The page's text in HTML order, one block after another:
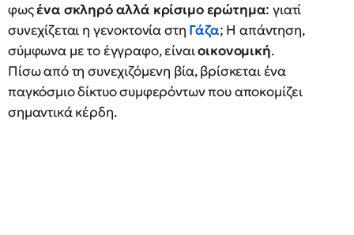
φωςένα σκληρό αλλά κρίσιμο ερώτημα: γιατί
συνεχίζεται η γενοκτονία στη Γάζα; Η απάντηση,
σύμφωνα με το έγγραφο, είναιοικονομική.
Πίσω από τη συνεχιζόμενη βία, βρίσκεται ένα
παγκόσμιο δίκτυο συμφερόντων που αποκομίζει
σημαντικά κέρδη.